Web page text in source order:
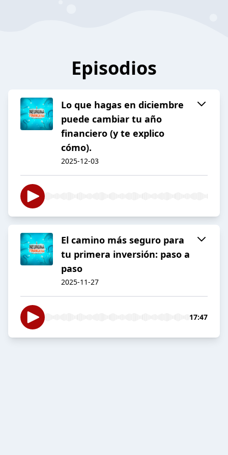
Episodios
Lo que hagas en diciembre
puede cambiar tu año
financiero (y te explico
cómo).
2025-12-03
El camino más seguro para
tu primera inversión: paso a
paso
2025-11-27
17:47